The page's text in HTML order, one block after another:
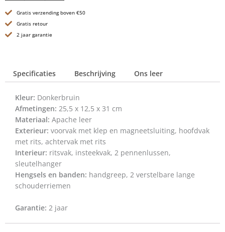
Francisca
-
Donkerbruin
Gratis verzending boven €50
Gratis retour
2 jaar garantie
Specificaties Beschrijving Ons leer
Kleur: Donkerbruin
Afmetingen: 25,5 x 12,5 x 31 cm
Materiaal: Apache leer
Exterieur: voorvak met klep en magneetsluiting, hoofdvak
met rits, achtervak met rits
Interieur: ritsvak, insteekvak, 2 pennenlussen,
sleutelhanger
Hengsels en banden: handgreep, 2 verstelbare lange
schouderriemen
Garantie: 2 jaar